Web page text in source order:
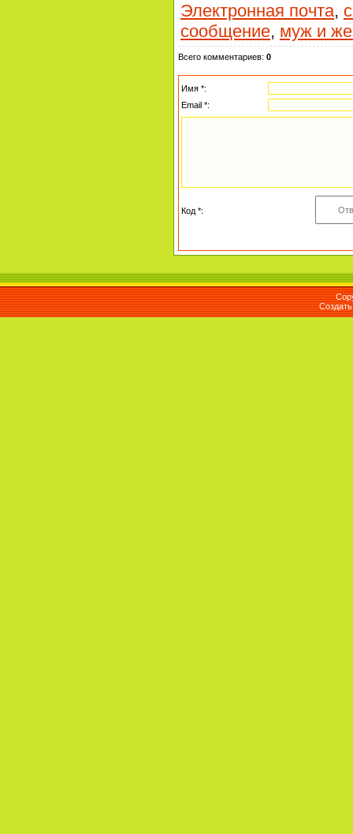
Электронная почта,
сообщение, муж и
Всего комментариев: 0
Имя *:
Email *:
Код *: